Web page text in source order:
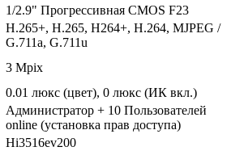
1/2.9" Прогрессивная CMOS F23
H.265+, H.265, H264+, H.264, MJPEG /
G.711a, G.711u
3 Mpix
0.01 люкс (цвет), 0 люкс (ИК вкл.)
Администратор + 10 Пользователей
online (установка прав доступа)
Hi3516ev200